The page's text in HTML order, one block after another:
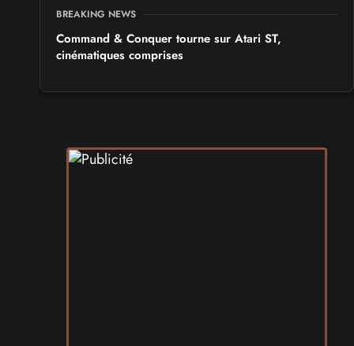
BREAKING NEWS
Command & Conquer tourne sur Atari ST,
cinématiques comprises